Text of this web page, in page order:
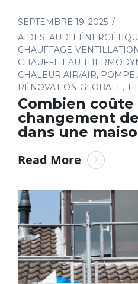
SEPTEMBRE 19. 2025
AIDES, AUDIT
CHAUFFAGE-
CHAUFFE EAU
CHALEUR AIR/AIR, POMPE
RÉNOVATION GLOBALE,
Combien coûte
changement
dans une
Read More